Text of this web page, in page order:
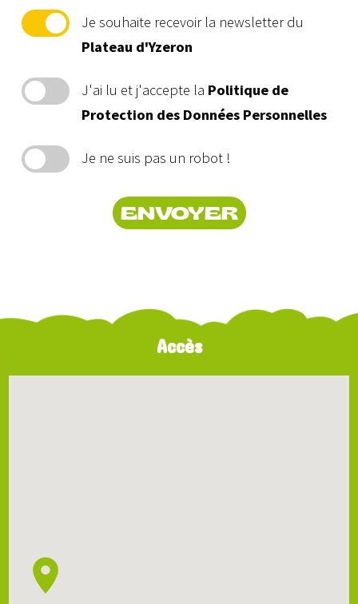
Je souhaite recevoir la newsletter du
Plateau d'Yzeron
J'ai lu et j'accepte la Politique de
Protection des Données Personnelles
Je ne suis pas un robot !
ENVOYER
Accès